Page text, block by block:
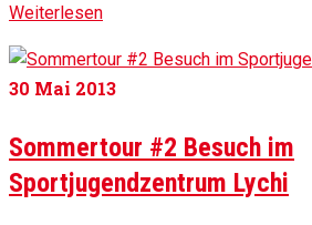
Weiterlesen
30 Mai 2013
Sommertour #2 Besuch im
Sportjugendzentrum Lychi